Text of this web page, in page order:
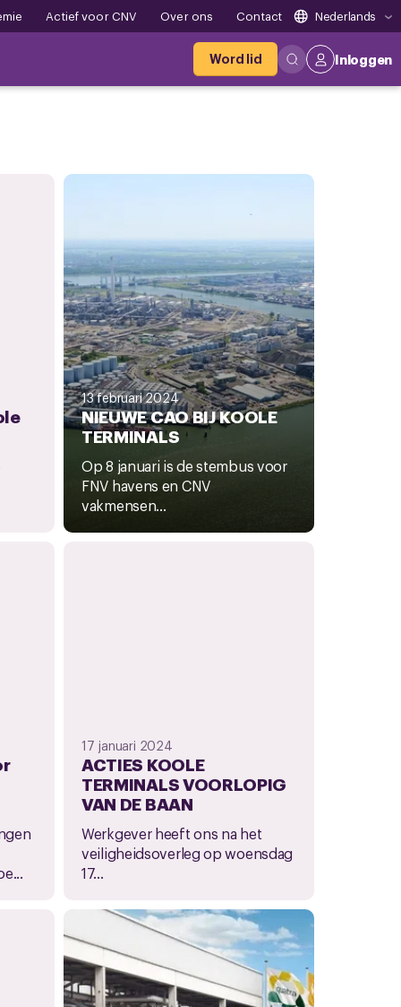
Actief voor CNV Over ons Contact Nederlands
Word lid Inloggen
13 februari 2024
NIEUWE CAO BIJ KOOLE
TERMINALS
Op 8 januari is de stembus voor
FNV havens en CNV
vakmensen...
17 januari 2024
ACTIES KOOLE
TERMINALS VOORLOPIG
VAN DE BAAN
Werkgever heeft ons na het
veiligheidsoverleg op woensdag
17...